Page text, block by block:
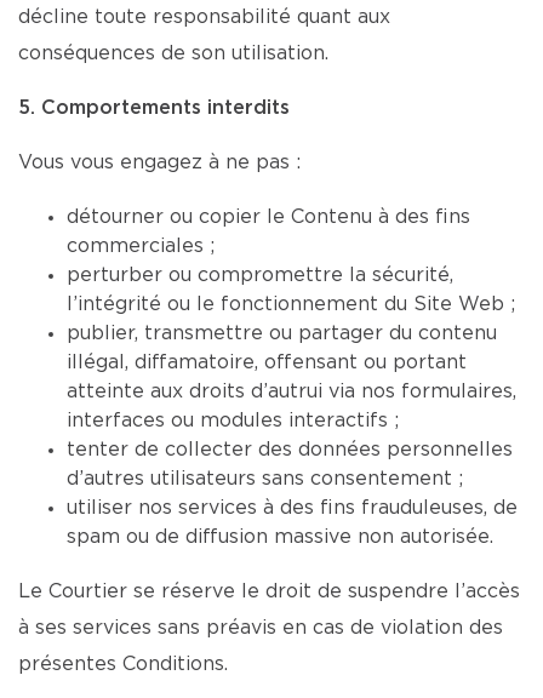
décline toute responsabilité quant aux
conséquences de son utilisation.
5. Comportements interdits
Vous vous engagez à ne pas :
détourner ou copier le Contenu à des fins
commerciales ;
perturber ou compromettre la sécurité,
l’intégrité ou le fonctionnement du Site Web ;
publier, transmettre ou partager du contenu
illégal, diffamatoire, offensant ou portant
atteinte aux droits d’autrui via nos formulaires,
interfaces ou modules interactifs ;
tenter de collecter des données personnelles
d’autres utilisateurs sans consentement ;
utiliser nos services à des fins frauduleuses, de
spam ou de diffusion massive non autorisée.
Le Courtier se réserve le droit de suspendre l’accès
à ses services sans préavis en cas de violation des
présentes Conditions.